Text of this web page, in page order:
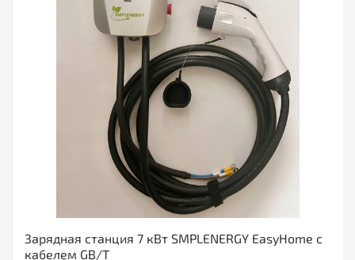
Зарядная станция 7 кВт SMPLENERGY EasyHome с
кабелем GB/T